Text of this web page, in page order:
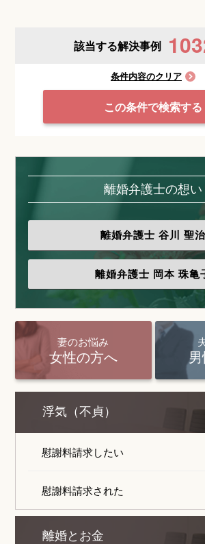
該当する解決事例
条件内容のクリア
この条件で検索する
離婚弁護士の想い
離婚弁護士 谷川 聖治
離婚弁護士 岡本 珠亀
妻のお悩み
女性の方へ
浮気（不貞）
慰謝料請求したい
慰謝料請求された
離婚とお金